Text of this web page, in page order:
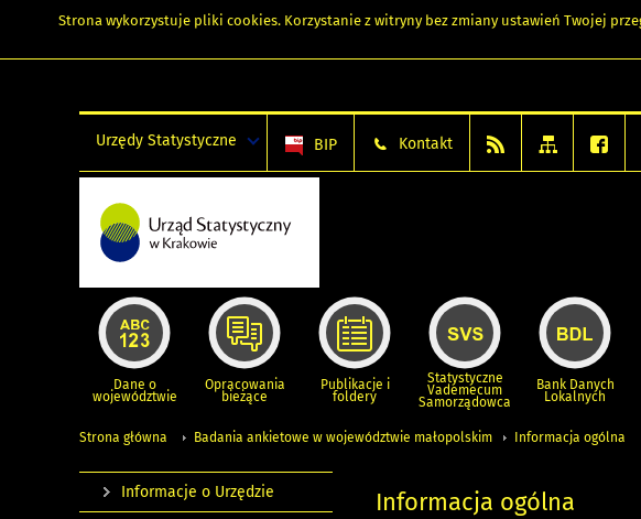
Strona wykorzystuje pliki cookies. Korzystanie z witryny bez zmiany ustawień Twojej
Urzędy Statystyczne BIP Kontakt
Dane o
województwie
Opracowania
bieżące
Publikacje i
foldery
Statystyczne
Vademecum
Samorządowca
Bank Danych
Lokalnych
Strona główna Badania ankietowe w województwie małopolskim Informacja ogólna
Informacja ogólna
Informacje o Urzędzie